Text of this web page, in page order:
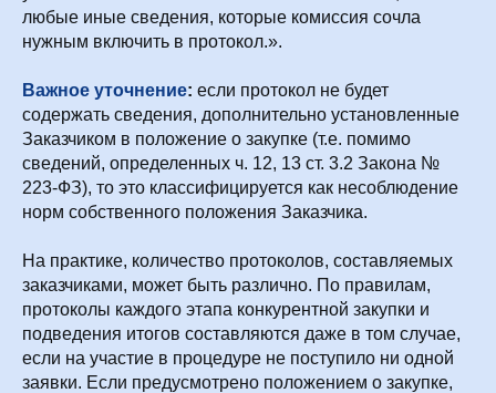
любые иные сведения, которые комиссия сочла
нужным включить в протокол.».
Важное уточнение: если протокол не будет
содержать сведения, дополнительно установленные
Заказчиком в положение о закупке (т.е. помимо
сведений, определенных ч. 12, 13 ст. 3.2 Закона №
223-ФЗ), то это классифицируется как несоблюдение
норм собственного положения Заказчика.
На практике, количество протоколов, составляемых
заказчиками, может быть различно. По правилам,
протоколы каждого этапа конкурентной закупки и
подведения итогов составляются даже в том случае,
если на участие в процедуре не поступило ни одной
заявки. Если предусмотрено положением о закупке,